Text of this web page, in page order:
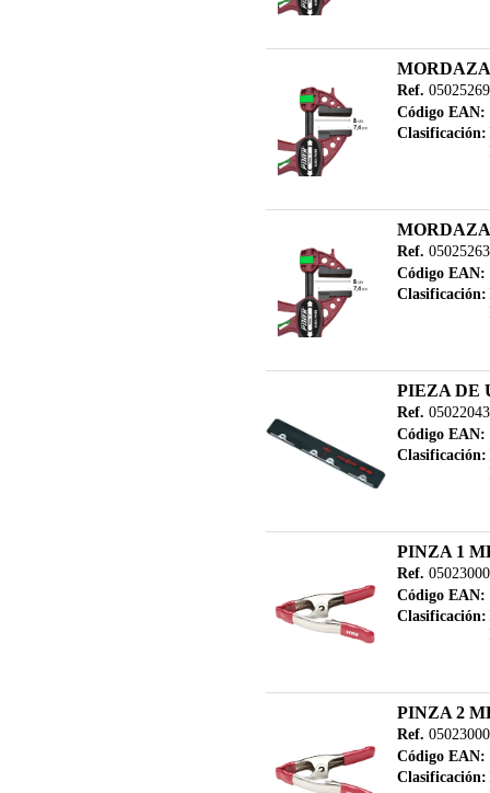
Ref.
Código EAN:
Clasificación:
Ref.
Código EAN:
Clasificación:
PIEZA DE
Ref.
Código EAN:
Clasificación:
PINZA 1
Ref.
Código EAN:
Clasificación:
PINZA 2
Ref.
Código EAN:
Clasificación: